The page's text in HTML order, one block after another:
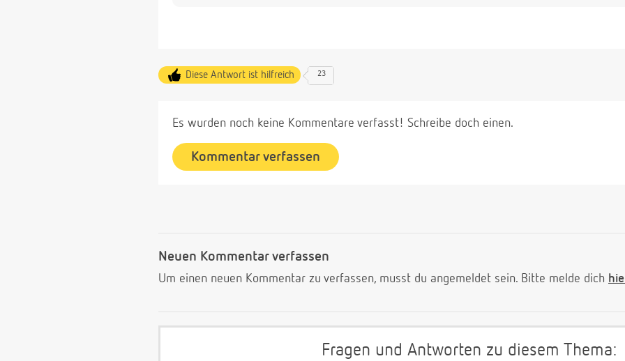
Diese Antwort ist hilfreich 23
Es wurden noch keine Kommentare verfasst! Schreibe doch einen.
Kommentar verfassen
Neuen Kommentar verfassen
Um einen neuen Kommentar zu verfassen, musst du angemeldet sein. Bitte melde dich
Fragen und Antworten zu diesem Thema: